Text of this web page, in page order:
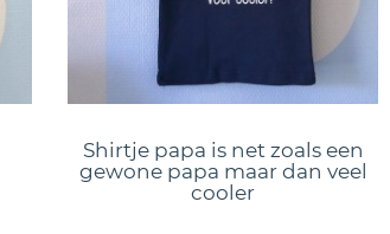
Shirtje papa is net zoals een
gewone papa maar dan veel
cooler